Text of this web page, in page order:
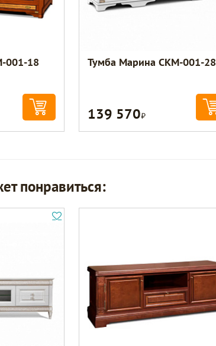
001-18 Тумба Марина СКМ-001-28
139 570Р
понравиться: